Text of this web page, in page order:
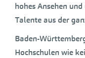
hohes Ansehen
Talente aus der
Baden-
Hochschulen wie